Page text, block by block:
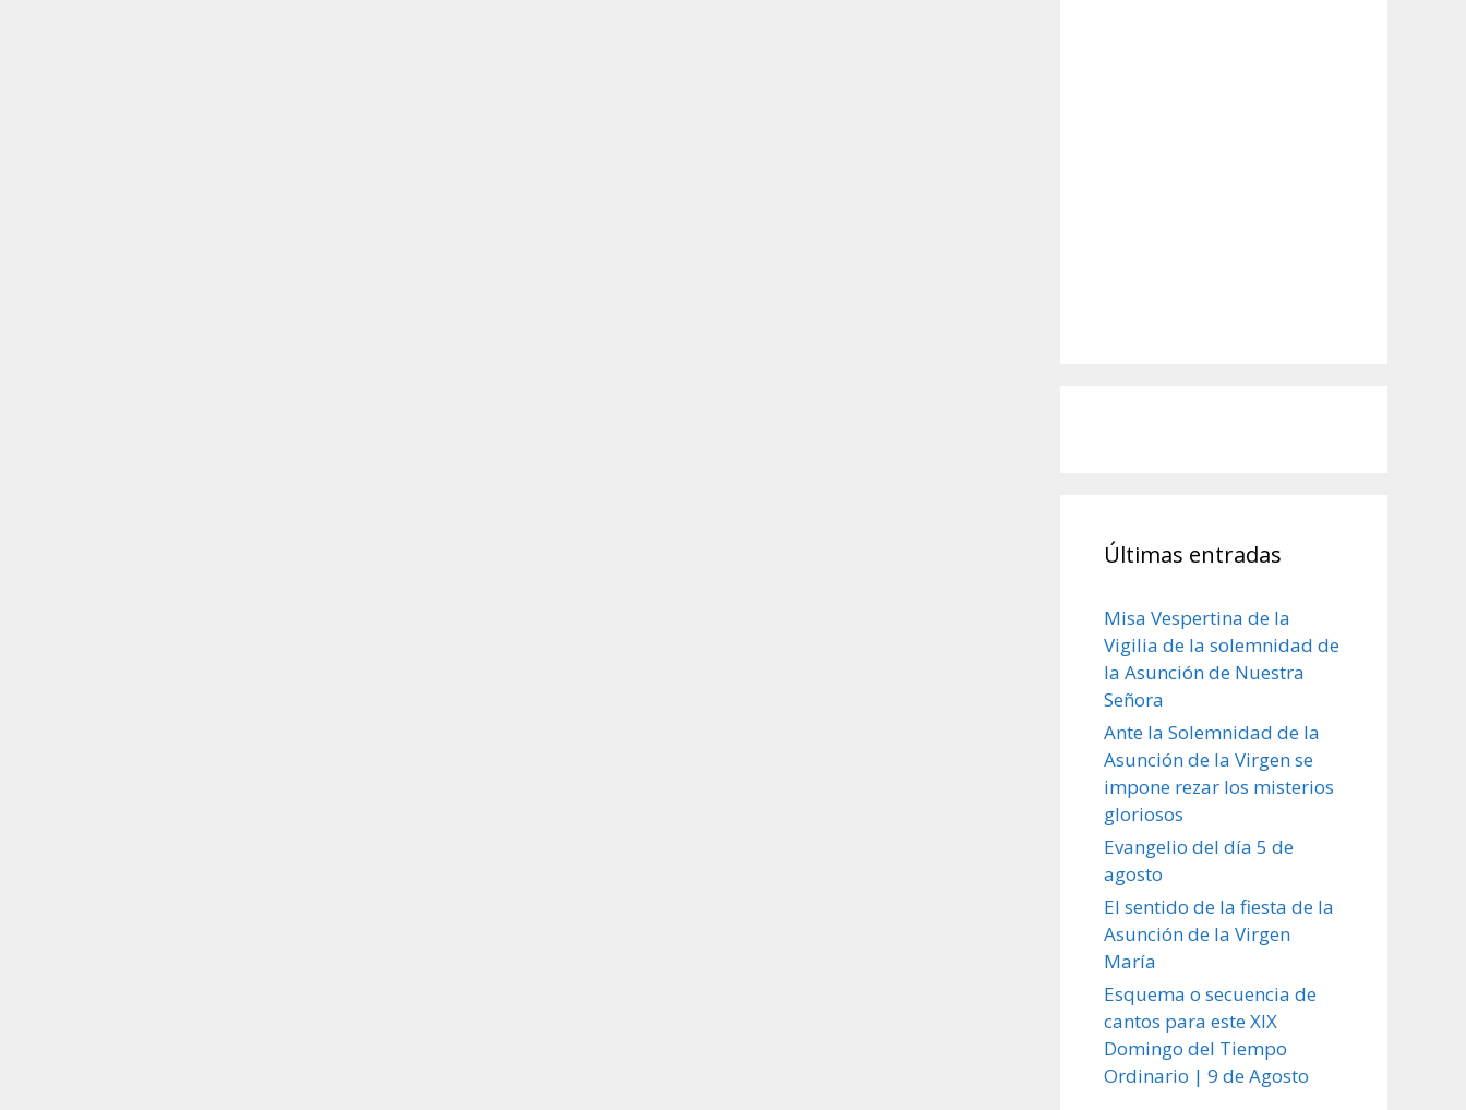
Últimas entradas
Misa Vespertina de la
Vigilia de la solemnidad de
la Asunción de Nuestra
Señora
Ante la Solemnidad de la
Asunción de la Virgen se
impone rezar los misterios
gloriosos
Evangelio del día 5 de
agosto
El sentido de la fiesta de la
Asunción de la Virgen
María
Esquema o secuencia de
cantos para este XIX
Domingo del Tiempo
Ordinario | 9 de Agosto